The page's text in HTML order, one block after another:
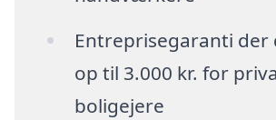
Entreprisegaranti
op til 3.000 kr. for
boligejere